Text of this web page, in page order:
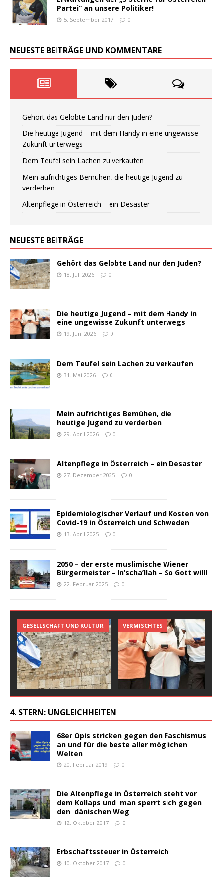
Partei“ an unsere Politiker!
5. September 2017 0
NEUESTE BEITRÄGE UND KOMMENTARE
Gehört das Gelobte Land nur den Juden?
Die heutige Jugend – mit dem Handy in eine ungewisse
Zukunft unterwegs
Dem Teufel sein Lachen zu verkaufen
Mein aufrichtiges Bemühen, die heutige Jugend zu
verderben
Altenpflege in Österreich – ein Desaster
NEUESTE BEITRÄGE
Gehört das Gelobte Land nur den Juden?
18. Juli 2026 0
Die heutige Jugend – mit dem Handy in
eine ungewisse Zukunft unterwegs
19. Juni 2026 0
Dem Teufel sein Lachen zu verkaufen
31. Mai 2026 0
Mein aufrichtiges Bemühen, die
heutige Jugend zu verderben
29. April 2026 0
Altenpflege in Österreich – ein Desaster
27. Dezember 2025 0
Epidemiologischer Verlauf und Kosten von
Covid-19 in Österreich und Schweden
13. April 2025 0
2050 – der erste muslimische Wiener
Bürgermeister – In’scha’llah – So Gott will!
22. Februar 2025 0
GESELLSCHAFT UND KULTUR VERMISCHTES
4. STERN: UNGLEICHHEITEN
68er Opis stricken gegen den Faschismus
an und für die beste aller möglichen
Welten
20. Februar 2019 0
Die Altenpflege in Österreich steht vor
dem Kollaps und man sperrt sich gegen
den dänischen Weg
12. Oktober 2017 0
Erbschaftssteuer in Österreich
10. Oktober 2017 0